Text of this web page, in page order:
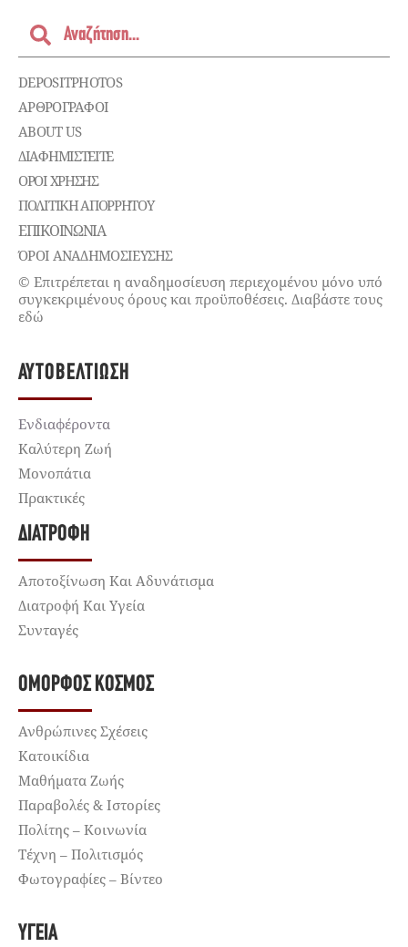
DEPOSITPHOTOS
ΑΡΘΡΟΓΡΑΦΟΙ
ABOUT US
ΔΙΑΦΗΜΙΣΤΕΊΤΕ
ΌΡΟΙ ΧΡΉΣΗΣ
ΠΟΛΙΤΙΚΉ ΑΠΟΡΡΉΤΟΥ
ΕΠΙΚΟΙΝΩΝΊΑ
ΌΡΟΙ ΑΝΑΔΗΜΟΣΙΕΥΣΗΣ
© Επιτρέπεται η αναδημοσίευση περιεχομένου μόνο υπό
συγκεκριμένους όρους και προϋποθέσεις. Διαβάστε τους
εδώ
ΑΥΤΟΒΕΛΤΊΩΣΗ
Ενδιαφέροντα
Καλύτερη Ζωή
Μονοπάτια
Πρακτικές
ΔΙΑΤΡΟΦΉ
Αποτοξίνωση Και Αδυνάτισμα
Διατροφή Και Υγεία
Συνταγές
ΌΜΟΡΦΟΣ ΚΌΣΜΟΣ
Ανθρώπινες Σχέσεις
Κατοικίδια
Μαθήματα Ζωής
Παραβολές & Ιστορίες
Πολίτης – Κοινωνία
Τέχνη – Πολιτισμός
Φωτογραφίες – Βίντεο
ΥΓΕΊΑ